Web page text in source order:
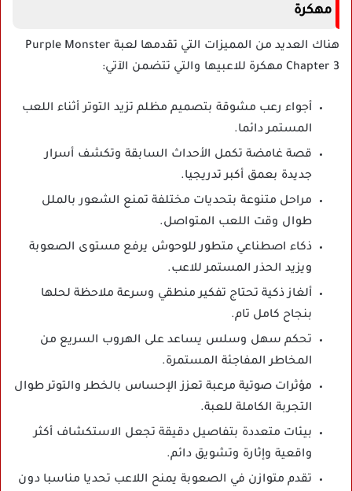
مهكرة
هناك العديد من المميزات التي تقدمها لعبة Purple Monster
Chapter 3 مهكرة للاعبيها والتي تتضمن الآتي:
أجواء رعب مشوقة بتصميم مظلم تزيد التوتر أثناء اللعب
المستمر دائما.
قصة غامضة تكمل الأحداث السابقة وتكشف أسرار
جديدة بعمق أكبر تدريجيا.
مراحل متنوعة بتحديات مختلفة تمنع الشعور بالملل
طوال وقت اللعب المتواصل.
ذكاء اصطناعي متطور للوحوش يرفع مستوى الصعوبة
ويزيد الحذر المستمر للاعب.
ألغاز ذكية تحتاج تفكير منطقي وسرعة ملاحظة لحلها
بنجاح كامل تام.
تحكم سهل وسلس يساعد على الهروب السريع من
المخاطر المفاجئة المستمرة.
مؤثرات صوتية مرعبة تعزز الإحساس بالخطر والتوتر طوال
التجربة الكاملة للعبة.
بيئات متعددة بتفاصيل دقيقة تجعل الاستكشاف أكثر
واقعية وإثارة وتشويق دائم.
تقدم متوازن في الصعوبة يمنح اللاعب تحديا مناسبا دون